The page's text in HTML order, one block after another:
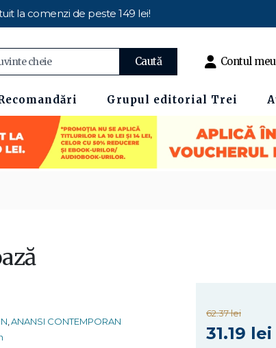
la comenzi de peste 149 lei!
Caută Contul meu
Grupul editorial Trei
ANANSI CONTEMPORAN
62.37 lei
31.19 lei